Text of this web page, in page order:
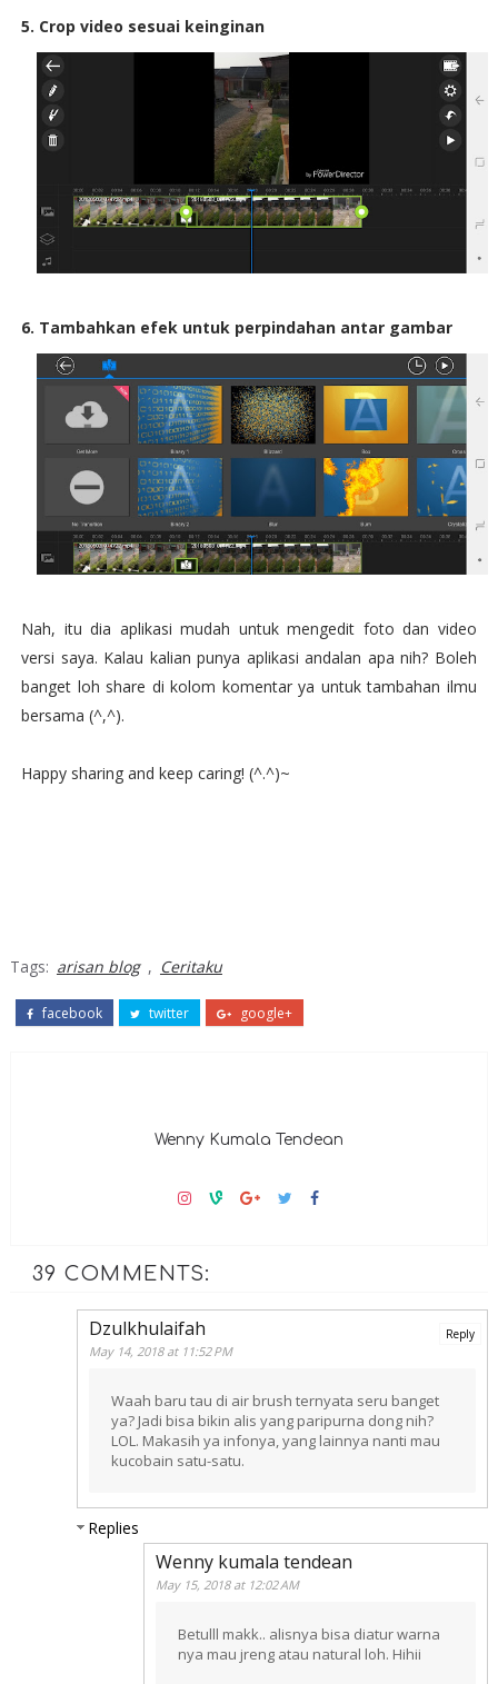
5. Crop video sesuai keinginan
6. Tambahkan efek untuk perpindahan antar gambar
Nah, itu dia aplikasi mudah untuk mengedit foto dan video
versi saya. Kalau kalian punya aplikasi andalan apa nih? Boleh
banget loh share di kolom komentar ya untuk tambahan ilmu
bersama (^,^).
Happy sharing and keep caring! (^.^)~
Tags: arisan blog , Ceritaku
facebook twitter google+
Wenny Kumala Tendean
39 COMMENTS:
Dzulkhulaifah
May 14, 2018 at 11:52 PM
Waah baru tau di air brush ternyata seru banget
ya? Jadi bisa bikin alis yang paripurna dong nih?
LOL. Makasih ya infonya, yang lainnya nanti mau
kucobain satu-satu.
Reply
Replies
Wenny kumala tendean
May 15, 2018 at 12:02 AM
Betulll makk.. alisnya bisa diatur warna
nya mau jreng atau natural loh. Hihii